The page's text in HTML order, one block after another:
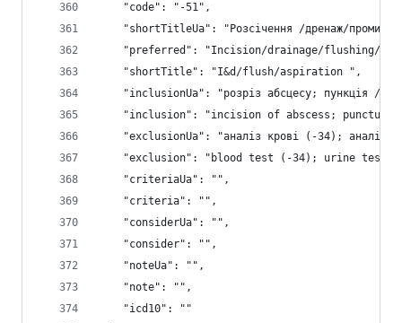
    "code": "-51",
"shortTitleUa": "Розсічення /дренаж/
"preferred": "Incision/drainage/flushing/
    "shortTitle": "I&d/flush/aspiration ",
"inclusionUa": "розріз абсцесу; пункція /
"inclusion": "incision of abscess;
"exclusionUa": "аналіз крові (-34); аналіз
"exclusion": "blood test (-34); urine test
    "criteriaUa": "",
    "criteria": "",
    "considerUa": "",
    "consider": "",
    "noteUa": "",
    "note": "",
    "icd10": ""